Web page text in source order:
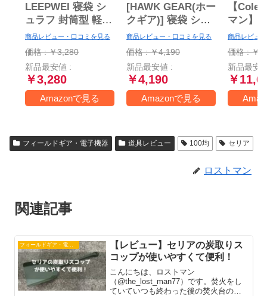
LEEPWEI 寝袋 シ
ュラフ 封筒型 軽量
保温 耐寒 防水 コ
ンパクト アウトド
ア キャンプ 登山
車中泊 防災用 丸洗
い可能 快適温度 丸
洗い寝袋 春用 夏用
1000）
商品レビュー・口コミを見る
価格 : ￥3,280
新品最安値 :
￥3,280
Amazonで見る
[HAWK GEAR(ホー
クギア)] 寝袋 シュ
ラフ マミー型 キャ
ンプ アウトドア
-15度耐寒 簡易防水
オールシーズン (ブ
ラック)
商品レビュー・口コミを見る
価格 : ￥4,190
新品最安値 :
￥4,190
Amazonで見る
【
マン】
袋(マミ
度まで
商品レビュ
価格 : ￥
新品最安
￥
フィールドギア・電子機器 道具レビュー 100均 セリア
ロストマン
関連記事
フィールドギア・電子機器
【レビュー】セリアの炭取りス
コップが使いやすくて便利！
こんにちは、ロストマン
（@the_lost_man77）です。焚火をし
ていていつも終わった後の焚火台の底